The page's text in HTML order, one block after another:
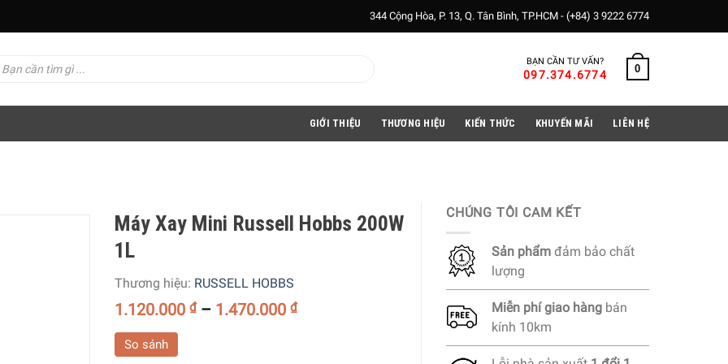
344 Cộng Hòa, P. 13, Q. Tân Bình, TP.HCM - (+84) 3 9222 6774
BẠN CẦN TƯ VẤN?
097.374.6774 0
GIỚI THIỆU THƯƠNG HIỆU KIẾN THỨC KHUYẾN MÃI LIÊN HỆ
Máy Xay Mini Russell Hobbs 200W
1L
Thương hiệu: RUSSELL HOBBS
1.120.000 ₫– 1.470.000 ₫
So sánh
CHÚNG TÔI CAM KẾT
Sản phẩm đảm bảo chất
lượng
Miễn phígiao hàng bán
kính 10km